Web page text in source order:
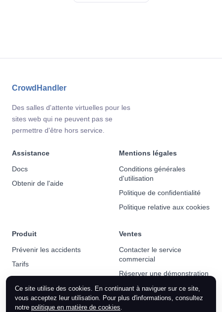
CrowdHandler
Des salles d'attente virtuelles pour les
sites web qui ne peuvent pas se
permettre d'être hors service.
Assistance
Docs
Obtenir de l'aide
Mentions légales
Conditions générales
d'utilisation
Politique de confidentialité
Politique relative aux cookies
Produit
Prévenir les accidents
Tarifs
Actualités
Ventes
Contacter le service
commercial
Réserver une démonstration
Ce site utilise des cookies. En continuant à naviguer sur ce site,
vous acceptez leur utilisation. Pour plus d'informations, consultez
notre politique en matière de cookies.